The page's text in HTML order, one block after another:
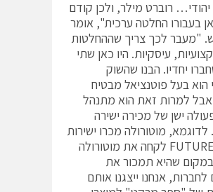
רוברט מילר, ולכן קודם
בעבורו החלטה ערכית", אומר
"מעבר לכך צריך שההחלטות
עיסקיות. היו כאן שתי
יחדיו. הבנו שהשוק
הוא בעל פוטנציאל מבטיח
למרות זאת הוא מתנהל
ישן של מכירה ישירה
מוטורולה מכרו ישירות
ללקוח. FUTURE לקחה את מוטורולה
ובמקום שהיא תמכור את
לחברות, אנחנו ייצגנו אותם